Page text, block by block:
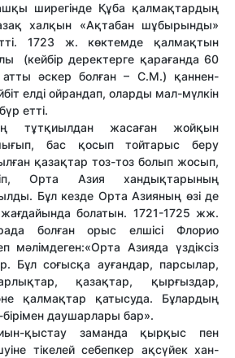
ширегінде Құба қалмақтардың
халқын «Ақтабан шұбырынды»
1723 ж. көктемде қалмақтын
(кейбір деректерге қарағанда 60
әскер болған – С.М.) қаннен-
елді ойрандап, оларды мал-мүлкін
етті.
тұтқиылдан жасаған жойқын
бас қосып тойтарыс беру
қазақтар тоз-тоз болып жосып,
Орта Азия хандықтарының
Бұл кезде Орта Азияның өзі де
болатын. 1721-1725 жж.
болған орыс елшісі Флорио
мәлімдеген:«Орта Азияда үздіксіз
Бұл соғысқа ауғандар, парсылар,
қазақтар, қырғыздар,
қалмақтар қатысуда. Бұлардың
бірімен даушарлары бар».
қыстау заманда қырқыс пен
тікелей себепкер ақсүйек хан-